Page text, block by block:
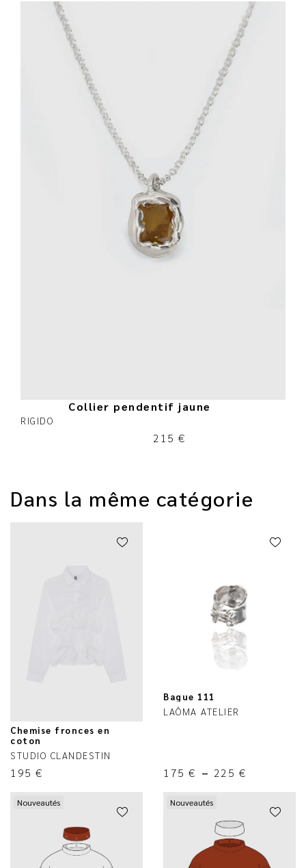
Collier pendentif jaune
RIGIDO
215 €
Dans la même catégorie
Chemise fronces en
coton
STUDIO CLANDESTIN
195 €
Bague 111
LAÔMA ATELIER
175 € – 225 €
Nouveautés Nouveautés